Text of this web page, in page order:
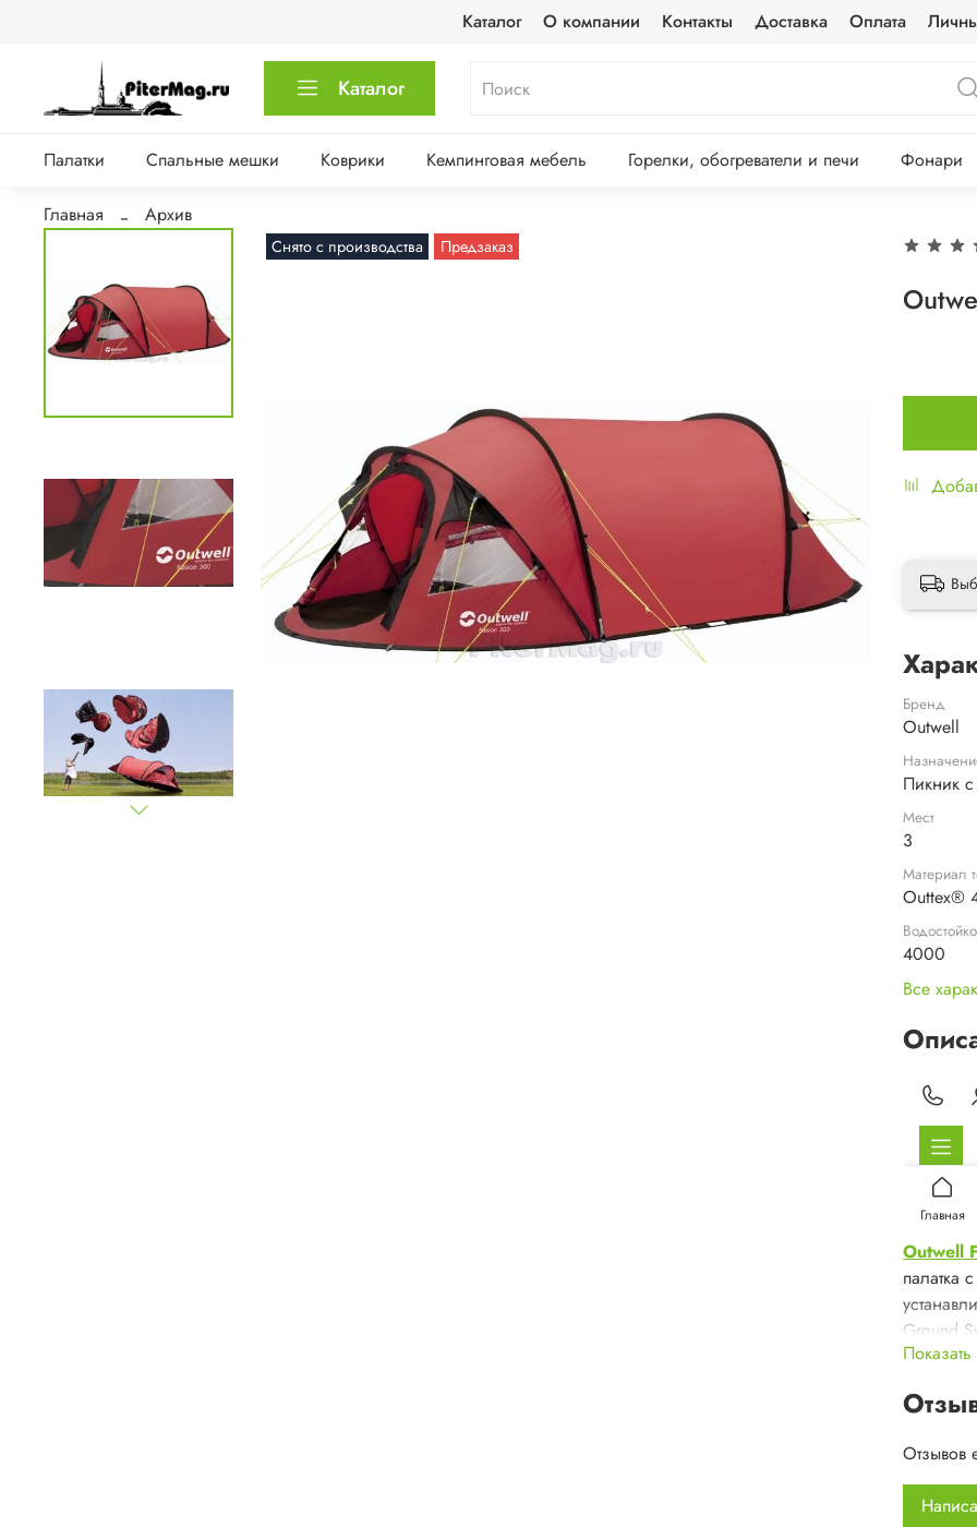
Каталог О компании Контакты Доставка Оплата
Каталог
Палатки Спальные мешки Коврики Кемпинговая мебель Горелки, обогреватели и печи Фонари
Главная Архив
Снято с производства Предзаказ
Бренд
Outwell
Пикник
Мест
3
Материал
Outtex®
4000
Все
Outwell
палатка
Ground
по
ткани,
палаток
Эти
Отзывов